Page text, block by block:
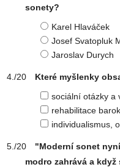
sonety?
Karel Hlaváček
Josef Svatopluk
Jaroslav Durych
Které myšlenky
sociální otázky a
rehabilitace
individualismus,
"Moderní sonet
modro zahrává a